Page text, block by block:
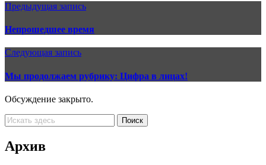
Предыдущая запись
Непрошедшее время
Следующая запись
Мы продолжаем рубрику: Цифра в лицах!
Обсуждение закрыто.
Архив